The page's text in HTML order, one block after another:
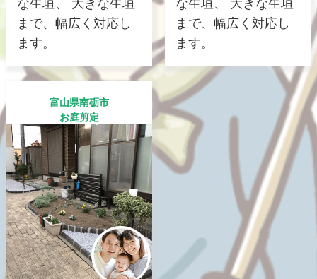
まで、幅広く対応し
ます。
まで、幅広く対応し
ます。
富山県南砺市
お庭剪定